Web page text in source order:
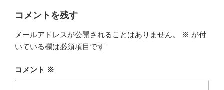
コメントを残す
メールアドレスが公開されることはありません。 ※ が付
いている欄は必須項目です
コメント ※